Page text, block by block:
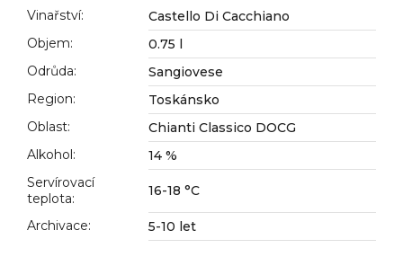
Vinařství:
Castello Di Cacchiano
Objem:
0.75 l
Odrůda:
Sangiovese
Region:
Toskánsko
Oblast:
Chianti Classico DOCG
Alkohol:
14 %
Servírovací
teplota: 16-18 °C
Archivace: 5-10 let
e
e